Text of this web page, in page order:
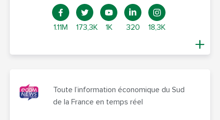
1.11M 173,3K 1K 320 18,3K
Toute l’information économique du Sud
de la France en temps réel